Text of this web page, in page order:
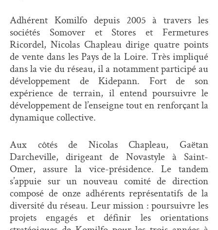
Adhérent Komilfo depuis 2005 à travers les
sociétés Somover et Stores et Fermetures
Ricordel, Nicolas Chapleau dirige quatre points
de vente dans les Pays de la Loire. Très impliqué
dans la vie du réseau, il a notamment participé au
développement de Kidepann. Fort de son
expérience de terrain, il entend poursuivre le
développement de l’enseigne tout en renforçant la
dynamique collective.
Aux côtés de Nicolas Chapleau, Gaëtan
Darcheville, dirigeant de Novastyle à Saint-
Omer, assure la vice-présidence. Le tandem
s’appuie sur un nouveau comité de direction
composé de onze adhérents représentatifs de la
diversité du réseau. Leur mission : poursuivre les
projets engagés et définir les orientations